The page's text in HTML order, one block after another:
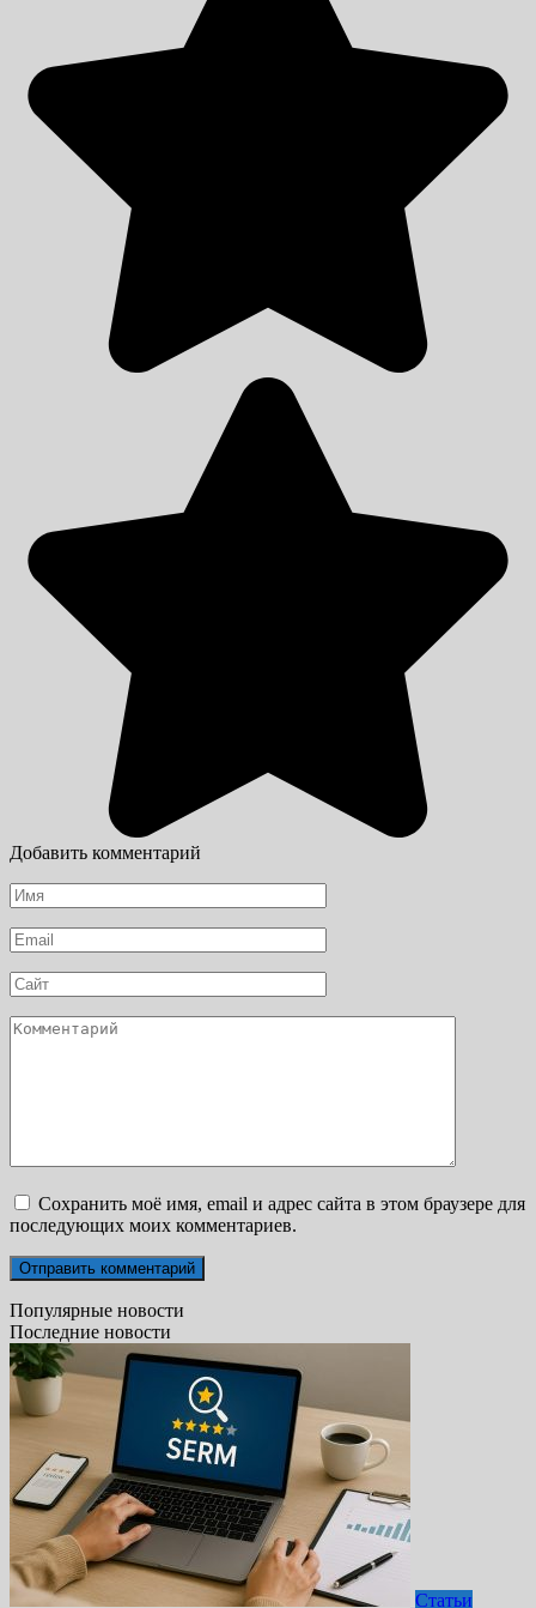
Добавить комментарий
Имя
*
Email
*
Сайт
Комментарий
Сохранить моё имя, email и адрес сайта в этом браузере для
последующих моих комментариев.
Популярные новости
Последние новости
Статьи